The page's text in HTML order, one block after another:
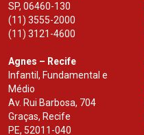
SP,06460-130
(11) 3555-2000
(11) 3121-4600
Agnes – Recife
Infantil, Fundamental e
Médio
Av. Rui Barbosa, 704
Graças, Recife
PE, 52011-040